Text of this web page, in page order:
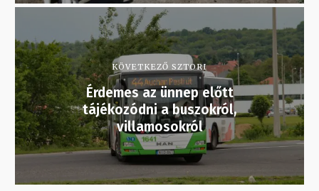
KÖVETKEZŐ SZTORI
Érdemes az ünnep előtt
tájékozódni a buszokról,
villamosokról